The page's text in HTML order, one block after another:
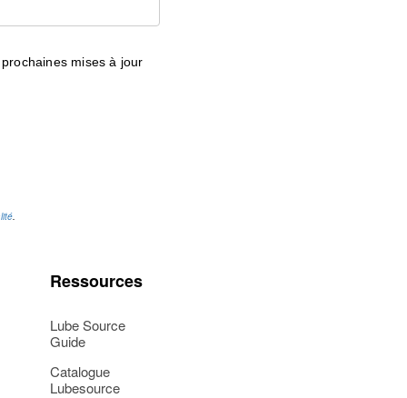
mises à jour
.
Ressources
Lube Source
Guide
Catalogue
Lubesource